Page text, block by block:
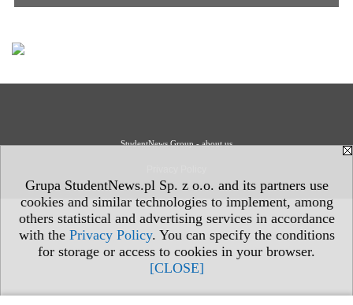
Grupa StudentNews.pl Sp. z o.o. and its partners use
cookies and similar technologies to implement, among
others statistical and advertising services in accordance
with the Privacy Policy. You can specify the conditions
for storage or access to cookies in your browser.
[CLOSE]
StudentNews Group - about us